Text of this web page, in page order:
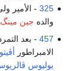
325 - الأمير
والده جين
457 - بعد
الامبراطور
يوليوس